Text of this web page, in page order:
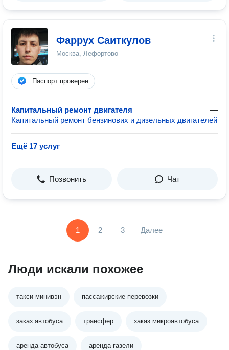
Фаррух Саиткулов
Москва, Лефортово
Паспорт проверен
Капитальный ремонт двигателя
—
Капитальный ремонт бензинових и дизельных двигателей
Ещё 17 услуг
Позвонить Чат
1 2 3 Далее
Люди искали похожее
такси минивэн пассажирские перевозки
заказ автобуса трансфер заказ микроавтобуса
аренда автобуса аренда газели